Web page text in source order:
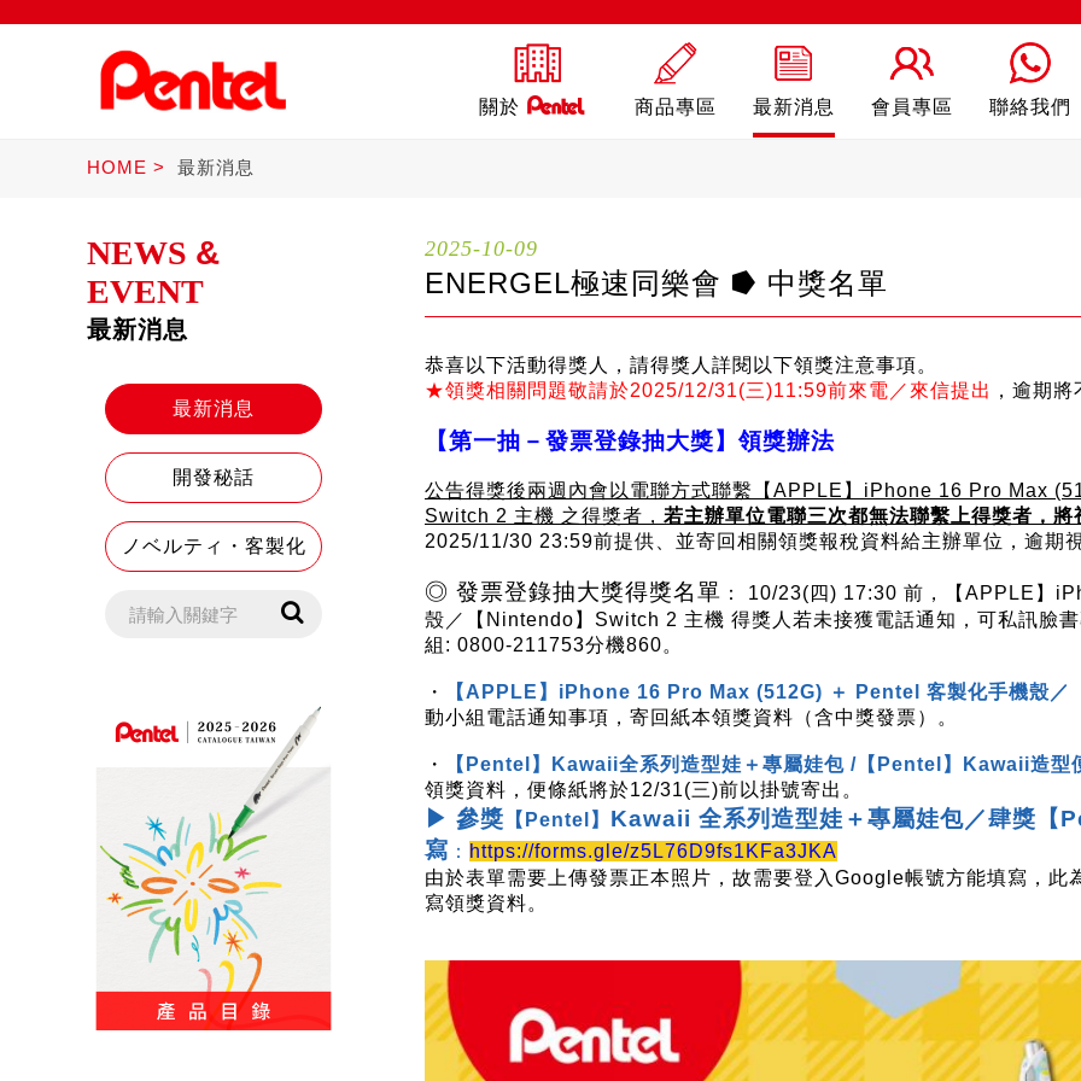
關於 商品專區
Sterling 自動鉛筆
最新消息 會員專區 聯絡我們
HOME 最新消息
NEWS &
EVENT
最新消息
最新消息
開發秘話
ノベルティ・客製化
2025-10-09
ENERGEL極速同樂會 ⭓ 中獎名單
恭喜以下活動得獎人，請得獎人詳閱以下領獎注意事項。
★領獎相關問題敬請於2025/12/31(三)11:59前來電／來信提出 ，逾期
【第一抽－發票登錄抽大獎】領獎辦法
公告得獎後兩週內會以電聯方式聯繫【APPLE】iPhone 16 Pro Max
Switch 2 主機 之得獎者， 若主辦單位電聯三次都無法聯繫上得獎者，
2025/11/30 23:59前提供、並寄回相關領獎報稅資料給主辦單位，逾期
◎ 發票登錄抽大獎得獎名單 ： 10/23(四) 17:30 前，【APPLE】
殼／【Nintendo】Switch 2 主機 得獎人若未接獲電話通知，可私訊臉
組: 0800-211753分機860。
・
【APPLE】iPhone 16 Pro Max (512G) ＋ Pentel 客製化手機殼
動小組電話通知事項，寄回紙本領獎資料（含中獎發票）。
・ 【Pentel】Kawaii全系列造型娃＋專屬娃包 / 【Pentel】Kawaii造型
領獎資料，便條紙將於12/31(三)前以掛號寄出。
▶ 參獎 【Pentel】 Kawaii 全系列造型娃＋專屬娃包／肆獎【
寫 ： https://forms.gle/z5L76D9fs1KFa3JKA
由於表單需要上傳發票正本照片，故需要登入Google帳號方能填寫，
寫領獎資料。